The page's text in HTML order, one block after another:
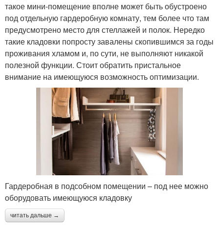
такое мини-помещение вполне может быть обустроено
под отдельную гардеробную комнату, тем более что там
предусмотрено место для стеллажей и полок. Нередко
такие кладовки попросту завалены скопившимся за годы
проживания хламом и, по сути, не выполняют никакой
полезной функции. Стоит обратить пристальное
внимание на имеющуюся возможность оптимизации.
Гардеробная в подсобном помещении – под нее можно
оборудовать имеющуюся кладовку
читать дальше →